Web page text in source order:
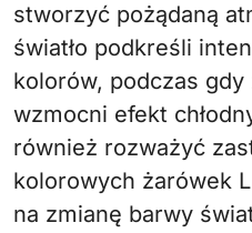
stworzyć pożądaną
światło podkreśli
kolorów, podczas gdy
wzmocni efekt
również rozważyć
kolorowych żarówek
na zmianę barwy